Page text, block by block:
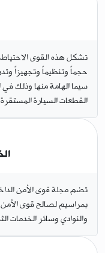
تشكل هذه القوى
حجماً وتنظيماً وتجهيزاً
سيما الهامة منها وذلك
القطعات السيارة
تضم مجلة قوى الأمن
بمراسيم لصالح قوى الأمن
والنوادي وسائر الخدمات